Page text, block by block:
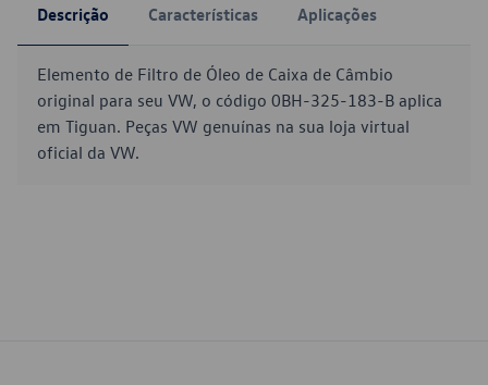
Descrição Características Aplicações
Elemento de Filtro de Óleo de Caixa de Câmbio
original para seu VW, o código 0BH-325-183-B aplica
em Tiguan. Peças VW genuínas na sua loja virtual
oficial da VW.